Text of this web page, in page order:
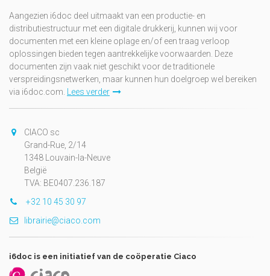
Aangezien i6doc deel uitmaakt van een productie- en
distributiestructuur met een digitale drukkerij, kunnen wij voor
documenten met een kleine oplage en/of een traag verloop
oplossingen bieden tegen aantrekkelijke voorwaarden. Deze
documenten zijn vaak niet geschikt voor de traditionele
verspreidingsnetwerken, maar kunnen hun doelgroep wel bereiken
via i6doc.com. Lees verder
CIACO sc
Grand-Rue, 2/14
1348 Louvain-la-Neuve
België
TVA: BE0407.236.187
+32 10 45 30 97
librairie@ciaco.com
i6doc is een initiatief van de coöperatie Ciaco